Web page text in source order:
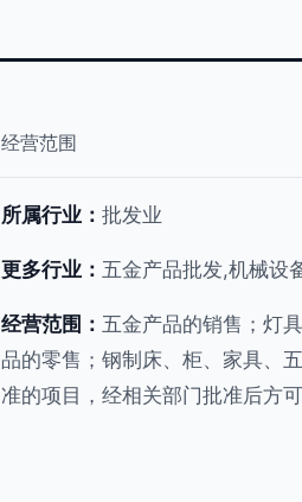
经营范围
所属行业： 批发业
更多行业： 五金产品批发,机械设
经营范围： 五金产品的销售；灯
品的零售；钢制床、柜、家具、
准的项目，经相关部门批准后方